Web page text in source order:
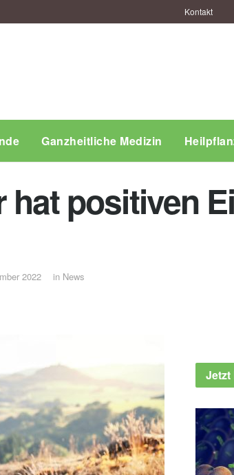
Kontakt
Ganzheitliche Medizin
positiven
2022 in News
Jetzt